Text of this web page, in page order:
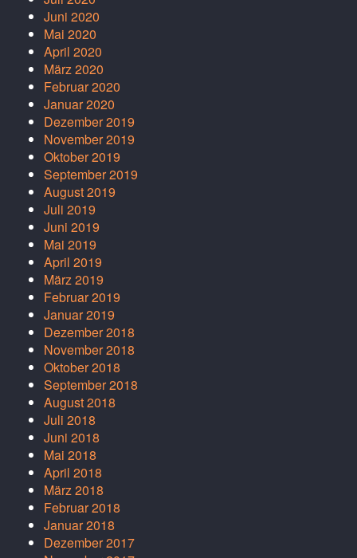
Juni 2020
Mai 2020
April 2020
März 2020
Februar 2020
Januar 2020
Dezember 2019
November 2019
Oktober 2019
September 2019
August 2019
Juli 2019
Juni 2019
Mai 2019
April 2019
März 2019
Februar 2019
Januar 2019
Dezember 2018
November 2018
Oktober 2018
September 2018
August 2018
Juli 2018
Juni 2018
Mai 2018
April 2018
März 2018
Februar 2018
Januar 2018
Dezember 2017